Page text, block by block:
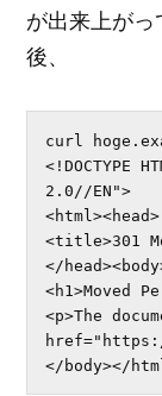
が出来上が
後、
curl
<!DOCTYPE
2.0//EN">
<html><head>
<title>301
</
<h1>Moved
<p>The
</body></